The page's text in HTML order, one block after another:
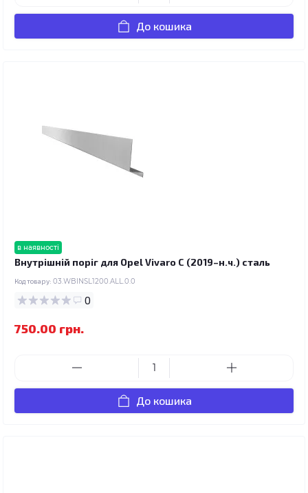
До кошика
в наявності
Внутрішній поріг для Opel Vivaro C (2019–н.ч.) сталь
Код товару: 03.WBINSL1200.ALL.0.0
0
750.00 грн.
До кошика